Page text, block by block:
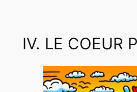
IV. LE COEUR